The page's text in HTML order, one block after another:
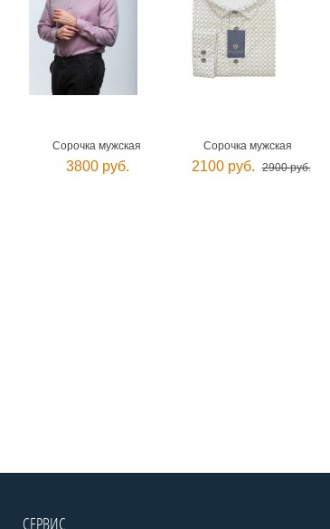
Сорочка мужская
3800 руб.
Сорочка мужская
2100 руб. 2900 руб.
СЕРВИС